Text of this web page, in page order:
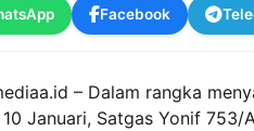
Facebook
– Dalam rangka
Januari, Satgas Yonif